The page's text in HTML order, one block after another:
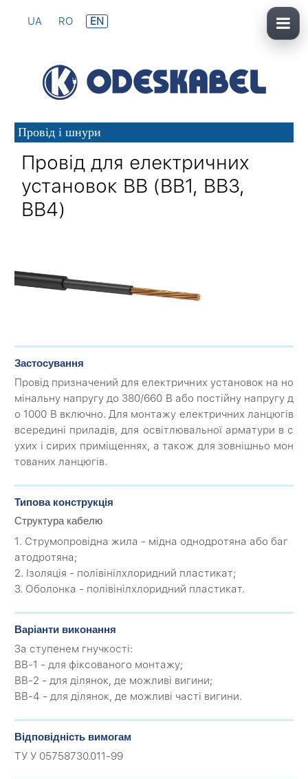
UA RO EN
Провід і шнури
Провід для електричних
установок ВВ (ВВ1, ВВ3,
ВВ4)
Застосування
Провід призначений для електричних установок на но
мінальну напругу до 380/660 В або постійну напругу д
о 1000 В включно. Для монтажу електричних ланцюгів
всередині приладів, для освітлювальної арматури в с
ухих і сирих приміщеннях, а також для зовнішньо мон
тованих ланцюгів.
Типова конструкція
Структура кабелю
1. Струмопровідна жила - мідна однодротяна або баг
атодротяна;
2. Ізоляція - полівінілхлоридний пластикат;
3. Оболонка - полівінілхлоридний пластикат.
Варіанти виконання
За ступенем гнучкості:
ВВ-1 - для фіксованого монтажу;
ВВ-2 - для ділянок, де можливі вигини;
ВВ-4 - для ділянок, де можливі часті вигини.
Відповідність вимогам
ТУ У 05758730.011-99